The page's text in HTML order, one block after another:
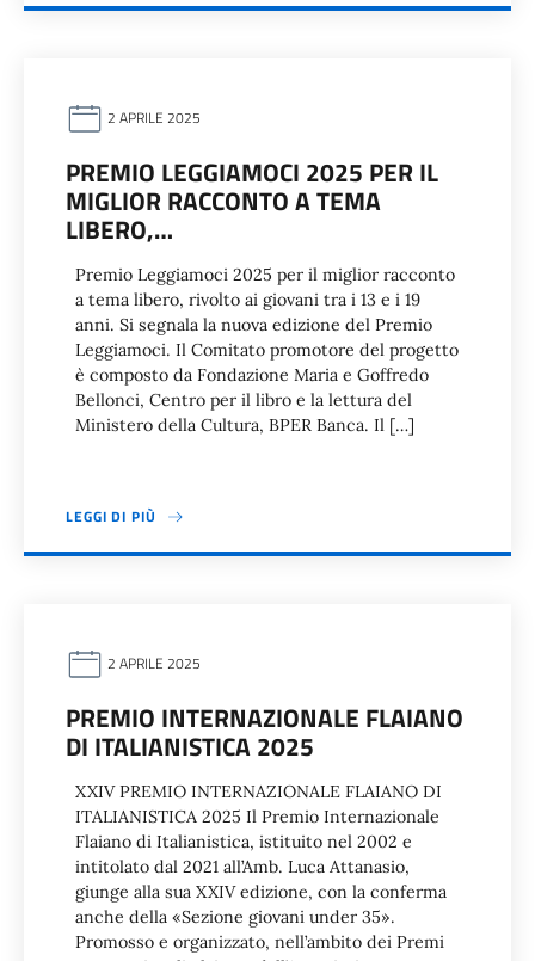
2 APRILE 2025
PREMIO LEGGIAMOCI 2025 PER IL
MIGLIOR RACCONTO A TEMA
LIBERO,…
Premio Leggiamoci 2025 per il miglior racconto
a tema libero, rivolto ai giovani tra i 13 e i 19
anni. Si segnala la nuova edizione del Premio
Leggiamoci. Il Comitato promotore del progetto
è composto da Fondazione Maria e Goffredo
Bellonci, Centro per il libro e la lettura del
Ministero della Cultura, BPER Banca. Il […]
LEGGI DI PIÙ
2 APRILE 2025
PREMIO INTERNAZIONALE FLAIANO
DI ITALIANISTICA 2025
XXIV PREMIO INTERNAZIONALE FLAIANO DI
ITALIANISTICA 2025 Il Premio Internazionale
Flaiano di Italianistica, istituito nel 2002 e
intitolato dal 2021 all’Amb. Luca Attanasio,
giunge alla sua XXIV edizione, con la conferma
anche della «Sezione giovani under 35».
Promosso e organizzato, nell’ambito dei Premi